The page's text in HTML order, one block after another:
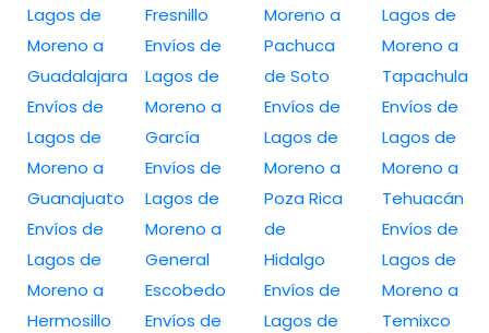
Lagos de
Moreno a
Guadalajara
Envíos de
Lagos de
Moreno a
Guanajuato
Envíos de
Lagos de
Moreno a
Hermosillo
Fresnillo
Envíos de
Lagos de
Moreno a
García
Envíos de
Lagos de
Moreno a
General
Escobedo
Envíos de
Moreno a
Pachuca
de Soto
Envíos de
Lagos de
Moreno a
Poza Rica
de
Hidalgo
Envíos de
Lagos de
Lagos de
Moreno a
Tapachula
Envíos de
Lagos de
Moreno a
Tehuacán
Envíos de
Lagos de
Moreno a
Temixco